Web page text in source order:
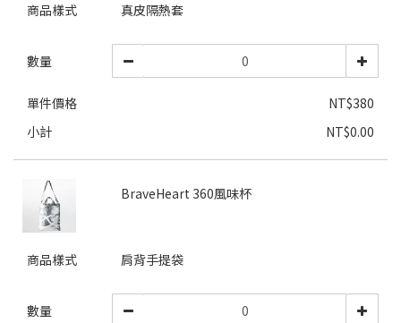
商品樣式 真皮隔熱套
數量
單件價格
NT$380
小計
NT$0.00
BraveHeart 360風味杯
商品樣式 肩背手提袋
數量